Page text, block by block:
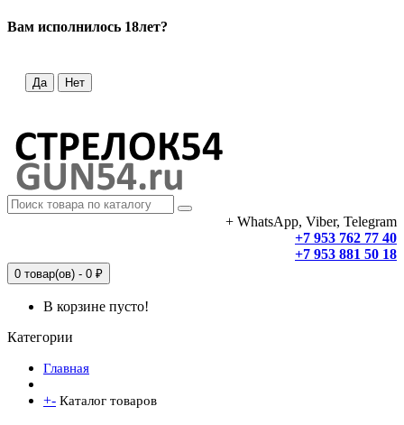
Вам исполнилось 18лет?
Да Нет
+ WhatsApp, Viber, Telegram
+7 953 762 77 40
+7 953 881 50 18
0 товар(ов) - 0 ₽
В корзине пусто!
Категории
Главная
+- Каталог товаров